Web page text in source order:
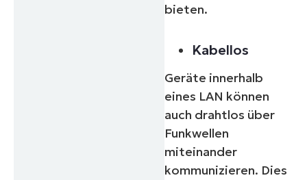
bieten.
Kabellos
Geräte innerhalb
eines LAN können
auch drahtlos über
Funkwellen
miteinander
kommunizieren. Dies